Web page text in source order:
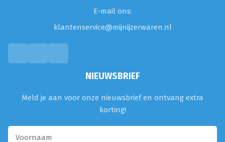
E-mail ons:
klantenservice@mijnijzerwaren.nl
NIEUWSBRIEF
Meld je aan voor onze nieuwsbrief en ontvang extra
korting!